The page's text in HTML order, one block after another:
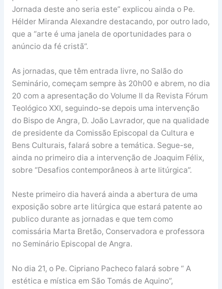
Jornada deste ano seria este” explicou ainda o Pe.
Hélder Miranda Alexandre destacando, por outro lado,
que a “arte é uma janela de oportunidades para o
anúncio da fé cristã”.
As jornadas, que têm entrada livre, no Salão do
Seminário, começam sempre às 20h00 e abrem, no dia
20 com a apresentação do Volume II da Revista Fórum
Teológico XXI, seguindo-se depois uma intervenção
do Bispo de Angra, D. João Lavrador, que na qualidade
de presidente da Comissão Episcopal da Cultura e
Bens Culturais, falará sobre a temática. Segue-se,
ainda no primeiro dia a intervenção de Joaquim Félix,
sobre “Desafios contemporâneos à arte litúrgica”.
Neste primeiro dia haverá ainda a abertura de uma
exposição sobre arte litúrgica que estará patente ao
publico durante as jornadas e que tem como
comissária Marta Bretão, Conservadora e professora
no Seminário Episcopal de Angra.
No dia 21, o Pe. Cipriano Pacheco falará sobre “ A
estética e mística em São Tomás de Aquino”,